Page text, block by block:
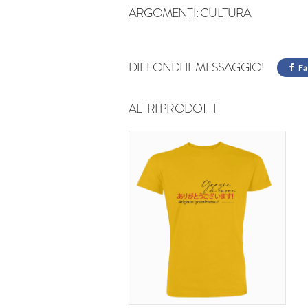
ARGOMENTI:CULTURA
DIFFONDI IL MESSAGGIO!
ALTRI PRODOTTI